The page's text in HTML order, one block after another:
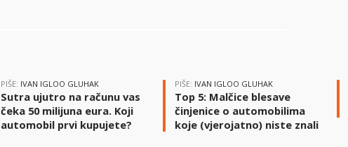
PIŠE: IVAN IGLOO GLUHAK
Sutra ujutro na računu vas
čeka 50 milijuna eura. Koji
automobil prvi kupujete?
PIŠE: IVAN IGLOO GLUHAK
Top 5: Malčice blesave
činjenice o automobilima
koje (vjerojatno) niste znali